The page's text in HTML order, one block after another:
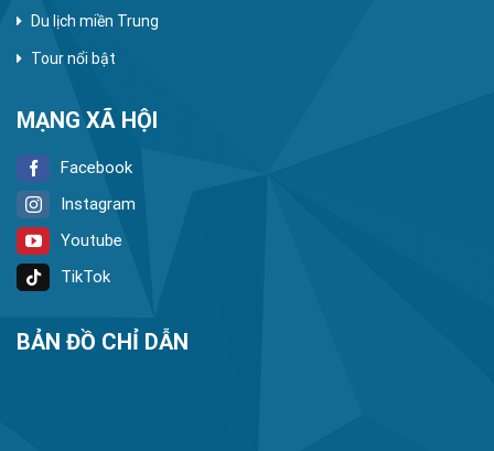
Du lịch miền Trung
Tour nổi bật
MẠNG XÃ HỘI
Facebook
Instagram
Youtube
TikTok
BẢN ĐỒ CHỈ DẪN